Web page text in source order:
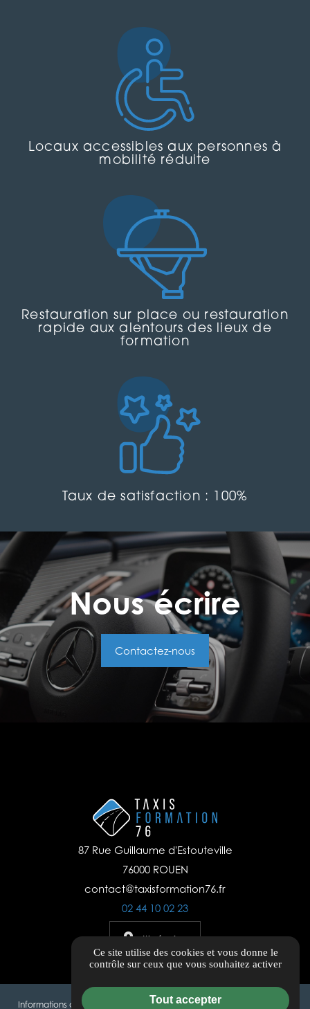
Locaux accessibles aux personnes à
mobilité réduite
Restauration sur place ou restauration
rapide aux alentours des lieux de
formation
Taux de satisfaction : 100%
Nous écrire
Contactez-nous
87 Rue Guillaume d'Estouteville
76000 ROUEN
contact@taxisformation76.fr
02 44 10 02 23
Itinéraire
Informations complémentaires
Ce site utilise des cookies et vous donne le
contrôle sur ceux que vous souhaitez activer
Tout accepter